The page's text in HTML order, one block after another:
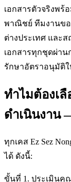
เอกสารตัวจริงพร้
พาณิชย์ ทีมงานขอ
ต่างประเทศ และ
เอกสารทุกชุดผ่าน
รักษาอัตราอนุมัติ
ทำไมต้องเ
ดำเนินงาน
ทุกเคส Ez Sez
ได้ ดังนี้:
ขั้นที่ 1. ประเมินคุ